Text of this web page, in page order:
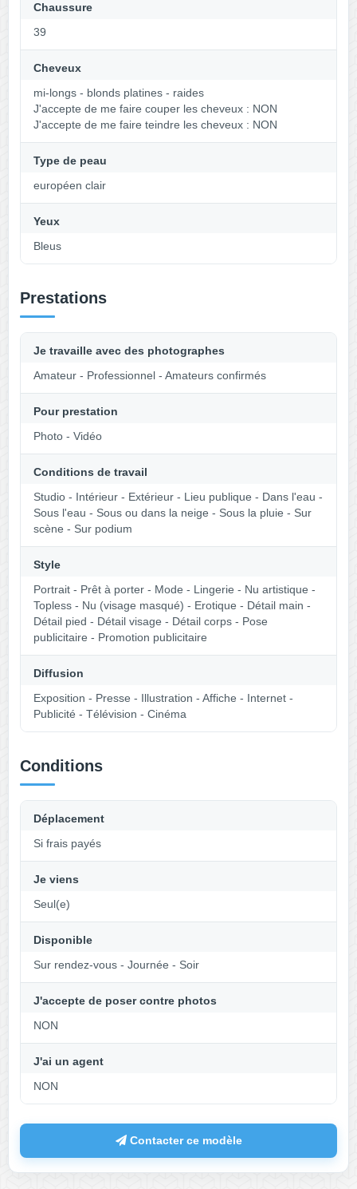
Chaussure
39
Cheveux
mi-longs - blonds platines - raides
J'accepte de me faire couper les cheveux : NON
J'accepte de me faire teindre les cheveux : NON
Type de peau
européen clair
Yeux
Bleus
Prestations
Je travaille avec des photographes
Amateur - Professionnel - Amateurs confirmés
Pour prestation
Photo - Vidéo
Conditions de travail
Studio - Intérieur - Extérieur - Lieu publique - Dans l'eau -
Sous l'eau - Sous ou dans la neige - Sous la pluie - Sur
scène - Sur podium
Style
Portrait - Prêt à porter - Mode - Lingerie - Nu artistique -
Topless - Nu (visage masqué) - Erotique - Détail main -
Détail pied - Détail visage - Détail corps - Pose
publicitaire - Promotion publicitaire
Diffusion
Exposition - Presse - Illustration - Affiche - Internet -
Publicité - Télévision - Cinéma
Conditions
Déplacement
Si frais payés
Je viens
Seul(e)
Disponible
Sur rendez-vous - Journée - Soir
J'accepte de poser contre photos
NON
J'ai un agent
NON
Contacter ce modèle